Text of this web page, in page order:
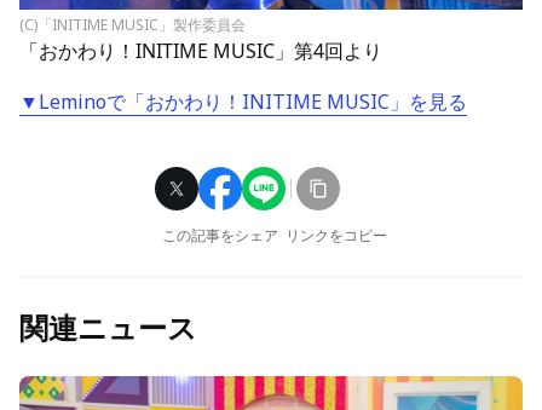
(C)「INITIME MUSIC」製作委員会
「おかわり！INITIME MUSIC」第4回より
▼Leminoで「おかわり！INITIME MUSIC」を見る
この記事をシェア リンクをコピー
関連ニュース